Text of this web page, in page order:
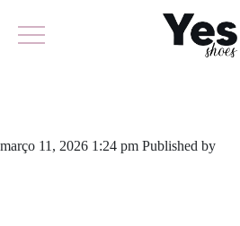
março 11, 2026 1:24 pm Published by